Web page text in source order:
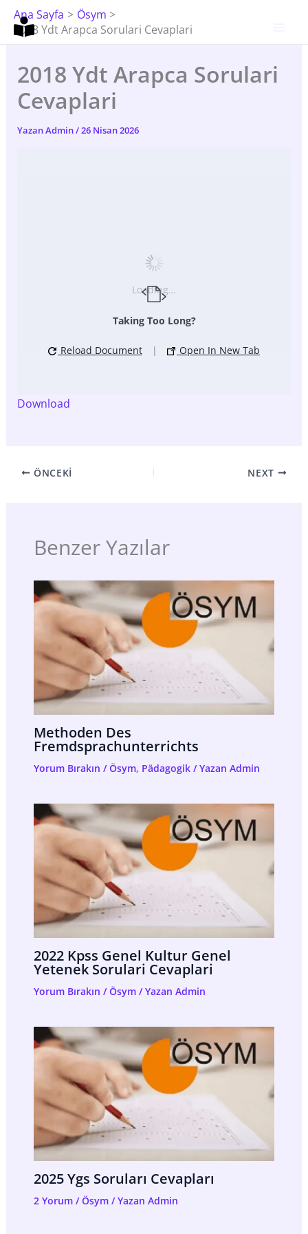
İçeriğe
Atla
Ana Sayfa
Ösym
2018 Ydt Arapca Sorulari Cevaplari
2018 Ydt Arapca Sorulari
Cevaplari
YazanAdmin/26 Nisan 2026
Loading…
Taking Too Long?
Reload Document | Open In New Tab
Download
ÖNCEKI NEXT
Benzer Yazılar
Methoden Des
Fremdsprachunterrichts
Yorum Bırakın /Ösym, Pädagogik/ Yazan Admin
2022 Kpss Genel Kultur Genel
Yetenek Sorulari Cevaplari
Yorum Bırakın /Ösym/ Yazan Admin
2025 Ygs Soruları Cevapları
2 Yorum /Ösym/ Yazan Admin